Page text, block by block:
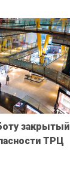
закрытый
ТРЦ